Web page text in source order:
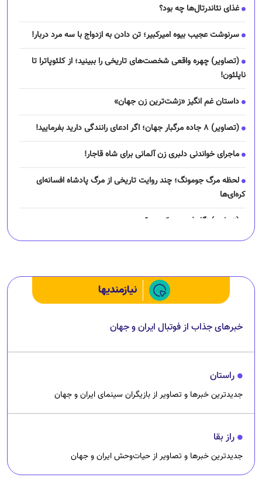
غذای نئاندرتال‌ها چه بود؟
سرنوشت عجیب بیوه امیرکبیر؛ تن دادن به ازدواج با سه مرد دربار!
(تصاویر) چهره واقعی شخصت‌های تاریخی را ببینید؛ از کلئوپاترا تا
ناپلئون!
داستان غم انگیز «زشت‌ترین زن جهان»
(تصاویر) ۸ جاده مرگبار جهان؛ اگر ادعای رانندگی دارید بفرمایید!
ماجرای خواندنی دلبری زن آلمانی برای شاه قاجار!
لحظه مرگ جومونگ؛ چند روایت تاریخی از مرگ پادشاه افسانه‌ای
کره‌ای‌ها
(تصاویر) نگار فرهمند کیست؟
نیازمندیها
خبرهای جذاب از فوتبال ایران و جهان
راستان
جدیدترین خبرها و تصاویر از بازیگران سینمای ایران و جهان
راز بقا
جدیدترین خبرها و تصاویر از حیات‌وحش ایران و جهان